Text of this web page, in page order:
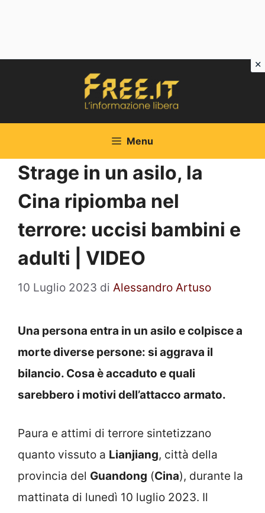
Menu
Strage in un asilo, la
Cina ripiomba nel
terrore: uccisi bambini e
adulti | VIDEO
10 Luglio 2023 di Alessandro Artuso
Una persona entra in un asilo e colpisce a
morte diverse persone: si aggrava il
bilancio. Cosa è accaduto e quali
sarebbero i motivi dell’attacco armato.
Paura e attimi di terrore sintetizzano
quanto vissuto a Lianjiang, città della
provincia del Guandong (Cina), durante la
mattinata di lunedì 10 luglio 2023. Il